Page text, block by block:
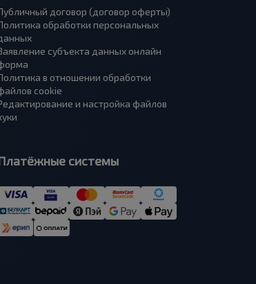
договор (договор оферты)
обработки персональных
субъекта данных онлайн
в отношении обработки
cookie
и настройка файлов
системы